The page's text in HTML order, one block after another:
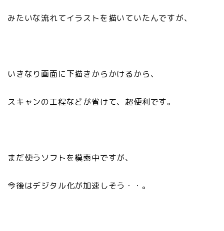
みたいな流れてイラストを描いていたんですが、
いきなり画面に下描きからかけるから、
スキャンの工程などが省けて、超便利です。
まだ使うソフトを模索中ですが、
今後はデジタル化が加速しそう・・。